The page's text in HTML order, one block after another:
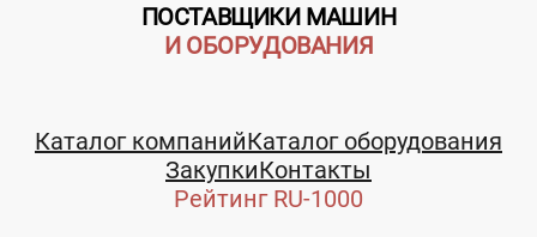
ПОСТАВЩИКИ МАШИН
И ОБОРУДОВАНИЯ
Каталог компанийКаталог оборудования
ЗакупкиКонтакты
Рейтинг RU-1000